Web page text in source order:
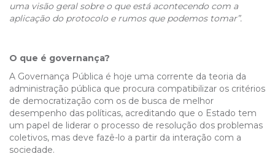
uma visão geral sobre o que está acontecendo com a
aplicação do protocolo e rumos que podemos tomar”.
O que é governança?
A Governança Pública é hoje uma corrente da teoria da
administração pública que procura compatibilizar os critérios
de democratização com os de busca de melhor
desempenho das políticas, acreditando que o Estado tem
um papel de liderar o processo de resolução dos problemas
coletivos, mas deve fazê-lo a partir da interação com a
sociedade.